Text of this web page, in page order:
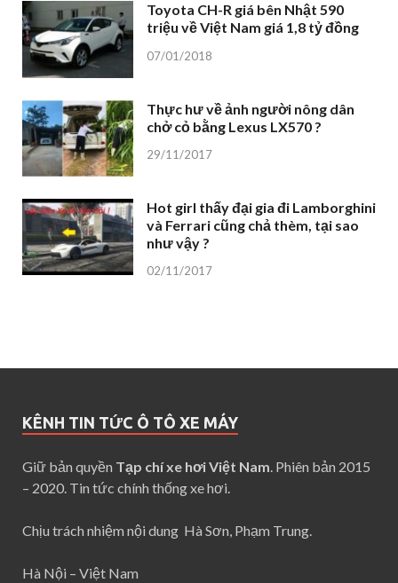
Toyota CH-R giá bên Nhật 590
triệu về Việt Nam giá 1,8 tỷ đồng
07/01/2018
Thực hư về ảnh người nông dân
chở cỏ bằng Lexus LX570 ?
29/11/2017
Hot girl thấy đại gia đi Lamborghini
và Ferrari cũng chả thèm, tại sao
như vậy ?
02/11/2017
KÊNH TIN TỨC Ô TÔ XE MÁY
Giữ bản quyền Tạp chí xe hơi Việt Nam. Phiên bản 2015
– 2020. Tin tức chính thống xe hơi.
Chịu trách nhiệm nội dung Hà Sơn, Phạm Trung.
Hà Nội – Việt Nam